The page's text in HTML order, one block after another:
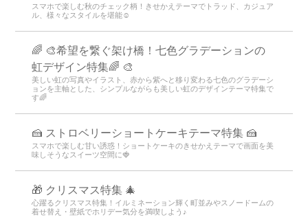
スマホで楽しむ秋のチェック柄！きせかえテーマでトラッド、カジュア
ル、様々なスタイルを堪能☺️
🌈 🎨希望を繋ぐ架け橋！七色グラデーションの
虹デザイン特集🌈 🎨
美しい虹の写真やイラスト、赤から紫へと移り変わる七色のグラデーシ
ョンを主軸とした、シンプルながらも美しい虹のデザインテーマ特集で
す🌈
🍰 ストロベリーショートケーキテーマ特集 🍰
スマホで楽しむ甘い誘惑！ショートケーキのきせかえテーマで画面を美
味しそうなスイーツ空間に🍓
🎁 クリスマス特集 🎄
心躍るクリスマス特集！イルミネーション輝く町並みやスノードームの
着せ替え・壁紙でホリデー気分を満喫しよう♪